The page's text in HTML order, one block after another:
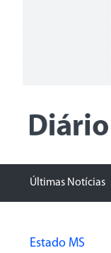
Últimas Notícias
Estado MS